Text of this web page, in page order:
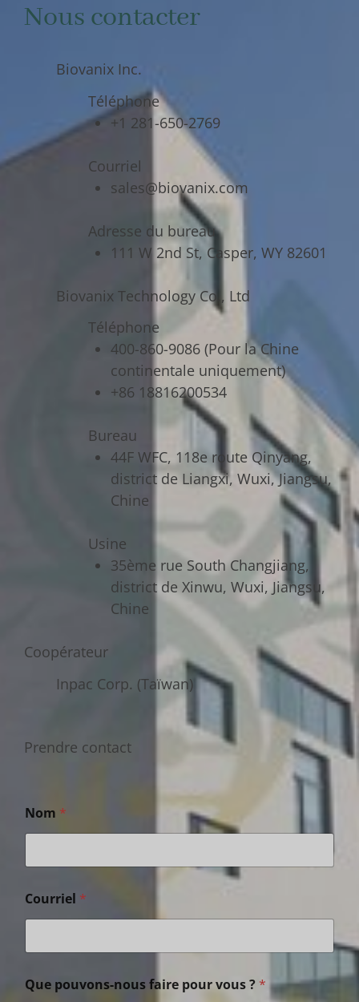
Nous contacter
Biovanix Inc.
Téléphone
+1 281-650-2769
Courriel
sales@biovanix.com
Adresse du bureau
111 W 2nd St, Casper, WY 82601
Biovanix Technology Co., Ltd
Téléphone
400-860-9086 (Pour la Chine
continentale uniquement)
+86 18816200534
Bureau
44F WFC, 118e route Qinyang,
district de Liangxi, Wuxi, Jiangsu,
Chine
Usine
35ème rue South Changjiang,
district de Xinwu, Wuxi, Jiangsu,
Chine
Coopérateur
Inpac Corp. (Taïwan)
Prendre contact
Nom *
Courriel *
Que pouvons-nous faire pour vous ? *